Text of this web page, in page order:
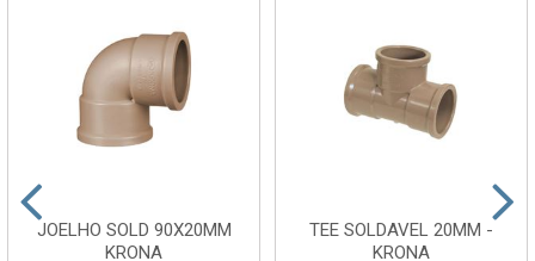
JOELHO SOLD 90X20MM
KRONA
TEE SOLDAVEL 20MM -
KRONA